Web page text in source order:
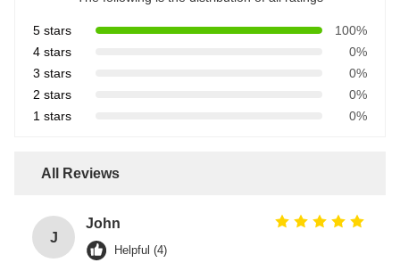
5 stars
100%
4 stars
0%
3 stars
0%
2 stars
0%
1 stars
0%
All Reviews
J
John
Helpful (4)